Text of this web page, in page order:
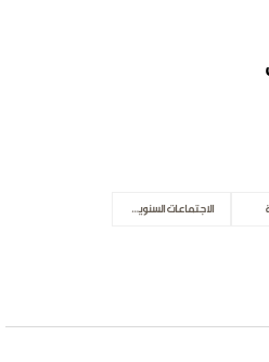
الاجتماعات السنوية لحكومة الإمارات